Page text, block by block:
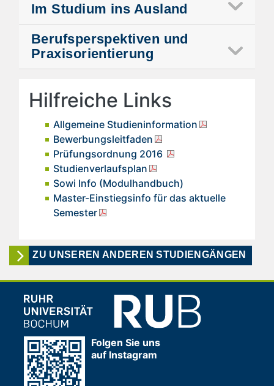
Im Studium ins Ausland
Berufsperspektiven und
Praxisorientierung
Hilfreiche Links
Allgemeine Studieninformation
Bewerbungsleitfaden
Prüfungsordnung 2016
Studienverlaufsplan
Sowi Info (Modulhandbuch)
Master-Einstiegsinfo für das aktuelle
Semester
ZU UNSEREN ANDEREN STUDIENGÄNGEN
Folgen Sie uns
auf Instagram